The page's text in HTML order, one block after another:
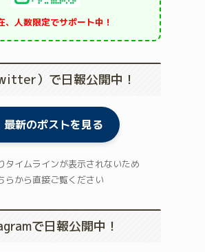
人数限定でサポート中！
）で日報公開中！
最新のポストを見る
イムラインが表示されないため
らから直接ご覧ください
で日報公開中！